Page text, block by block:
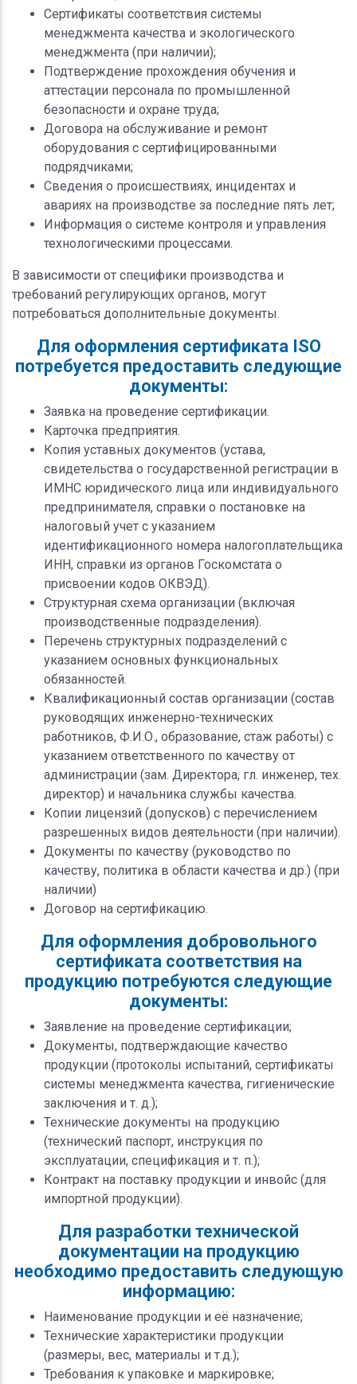
Сертификаты соответствия системы
менеджмента качества и экологического
менеджмента (при наличии);
Подтверждение прохождения обучения и
аттестации персонала по промышленной
безопасности и охране труда;
Договора на обслуживание и ремонт
оборудования с сертифицированными
подрядчиками;
Сведения о происшествиях, инцидентах и
авариях на производстве за последние пять лет;
Информация о системе контроля и управления
технологическими процессами.
В зависимости от специфики производства и
требований регулирующих органов, могут
потребоваться дополнительные документы.
Для оформления сертификата ISO
потребуется предоставить следующие
документы:
Заявка на проведение сертификации.
Карточка предприятия.
Копия уставных документов (устава,
свидетельства о государственной регистрации в
ИМНС юридического лица или индивидуального
предпринимателя, справки о постановке на
налоговый учет с указанием
идентификационного номера налогоплательщика
ИНН, справки из органов Госкомстата о
присвоении кодов ОКВЭД).
Структурная схема организации (включая
производственные подразделения).
Перечень структурных подразделений с
указанием основных функциональных
обязанностей.
Квалификационный состав организации (состав
руководящих инженерно-технических
работников, Ф.И.О., образование, стаж работы) с
указанием ответственного по качеству от
администрации (зам. Директора, гл. инженер, тех.
директор) и начальника службы качества.
Копии лицензий (допусков) с перечислением
разрешенных видов деятельности (при наличии).
Документы по качеству (руководство по
качеству, политика в области качества и др.) (при
наличии)
Договор на сертификацию.
Для оформления добровольного
сертификата соответствия на
продукцию потребуются следующие
документы:
Заявление на проведение сертификации;
Документы, подтверждающие качество
продукции (протоколы испытаний, сертификаты
системы менеджмента качества, гигиенические
заключения и т. д.);
Технические документы на продукцию
(технический паспорт, инструкция по
эксплуатации, спецификация и т. п.);
Контракт на поставку продукции и инвойс (для
импортной продукции).
Для разработки технической
документации на продукцию
необходимо предоставить следующую
информацию:
Наименование продукции и её назначение;
Технические характеристики продукции
(размеры, вес, материалы и т.д.);
Требования к упаковке и маркировке;